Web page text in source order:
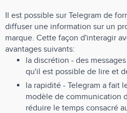
Il est possible sur Telegram de
diffuser une information sur un
marque. Cette façon d'interagir
avantages suivants:
la discrétion - des
qu'il est possible de lire et
la rapidité - Telegram a fait
modèle de communication
réduire le temps consacré